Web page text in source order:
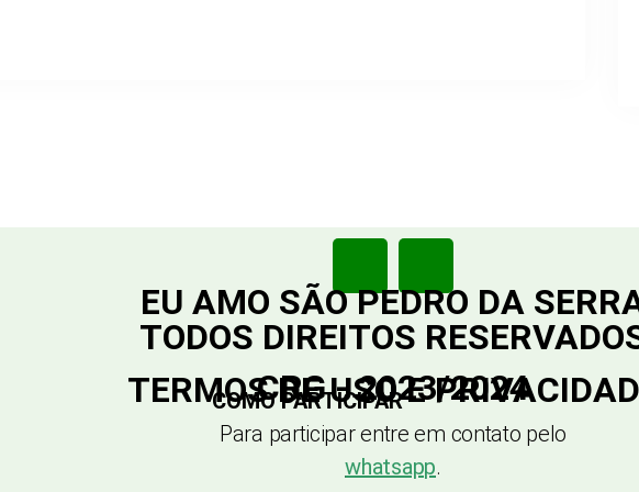
EU AMO SÃO PEDRO DA
TODOS DIREITOS
CRG - 2023/2024
TERMOS DE USO E
COMO PARTICIPAR
Para participar entre em contato pelo
whatsapp.